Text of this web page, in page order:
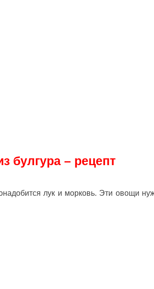
булгура – рецепт
лук и морковь. Эти овощи